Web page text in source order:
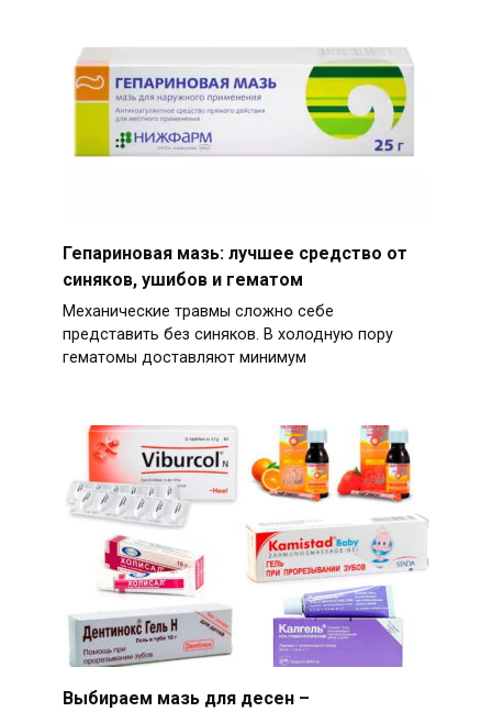
Гепариновая мазь: лучшее средство от
синяков, ушибов и гематом
Механические травмы сложно себе
представить без синяков. В холодную пору
гематомы доставляют минимум
Выбираем мазь для десен –